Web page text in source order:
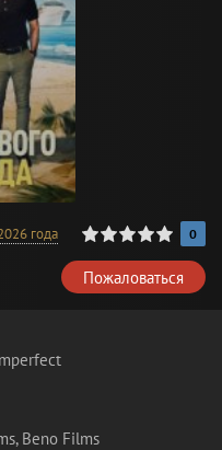
года
3 4 5 0
Пожаловаться
Beno Films